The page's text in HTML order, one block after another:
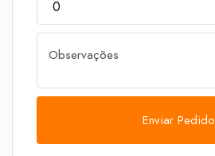
Observações
Enviar Pedido